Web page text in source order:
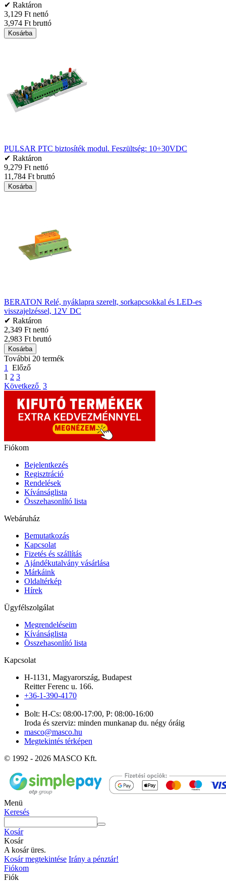
✔ Raktáron
3,129 Ft nettó
3,974 Ft bruttó
Kosárba
PULSAR PTC biztosíték modul. Feszültség: 10÷30VDC
✔ Raktáron
9,279 Ft nettó
11,784 Ft bruttó
Kosárba
BERATON Relé, nyáklapra szerelt, sorkapcsokkal és LED-es
visszajelzéssel, 12V DC
✔ Raktáron
2,349 Ft nettó
2,983 Ft bruttó
Kosárba
További 20 termék
1
Előző
1 2 3
Következő 3
Fiókom
Bejelentkezés
Regisztráció
Rendelések
Kívánságlista
Összehasonlító lista
Webáruház
Bemutatkozás
Kapcsolat
Fizetés és szállítás
Ajándékutalvány vásárlása
Márkáink
Oldaltérkép
Hírek
Ügyfélszolgálat
Megrendeléseim
Kívánságlista
Összehasonlító lista
Kapcsolat
H-1131, Magyarország, Budapest
Reitter Ferenc u. 166.
+36-1-390-4170
Bolt: H-Cs: 08:00-17:00, P: 08:00-16:00
Iroda és szerviz: minden munkanap du. négy óráig
masco@masco.hu
Megtekintés térképen
© 1992 - 2026 MASCO Kft.
Menü
Keresés
Kosár
Kosár
A kosár üres.
Kosár megtekintése Irány a pénztár!
Fiókom
Fiók